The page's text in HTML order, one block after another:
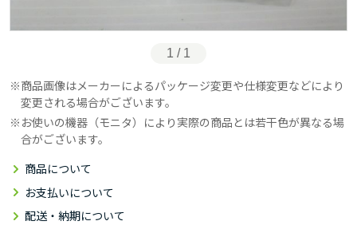
1 / 1
商品画像はメーカーによるパッケージ変更や仕様変更などにより
変更される場合がございます。
お使いの機器（モニタ）により実際の商品とは若干色が異なる場
合がございます。
商品について
お支払いについて
配送・納期について